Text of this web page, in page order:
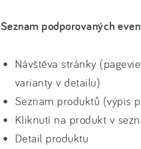
Seznam podporovaných
Návštěva stránky
varianty v detailu)
Seznam produktů (výpis
Kliknutí na produkt v
Detail produktu